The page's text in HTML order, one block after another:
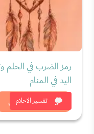
تفسير الاحلام
رمز الضرب في
اليد في المنام
شاهد الان